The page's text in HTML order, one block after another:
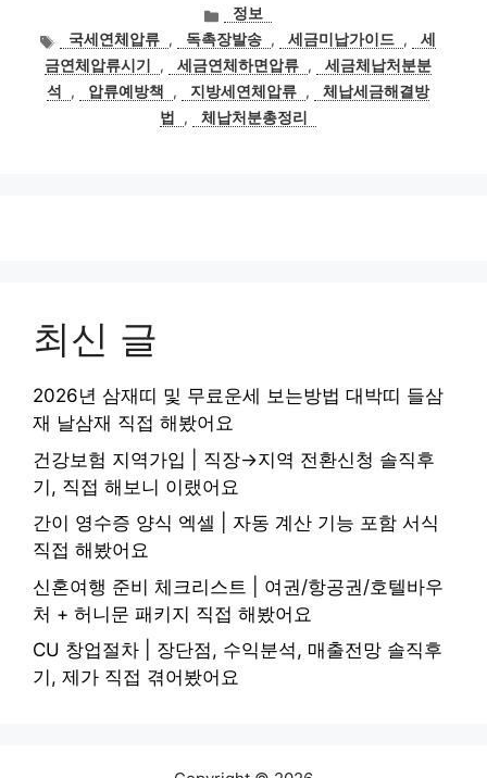
카
테
고
리
정보
태
그
국세연체압류 , 독촉장발송 , 세금미납가이드 ,
세
금연체압류시기
, 세금연체하면압류 ,
세금체납처분분
석
, 압류예방책 , 지방세연체압류 ,
체납세금해결방
법
, 체납처분총정리
최신 글
2026년 삼재띠 및 무료운세 보는방법 대박띠 들삼
재 날삼재 직접 해봤어요
건강보험 지역가입 | 직장→지역 전환신청 솔직후
기, 직접 해보니 이랬어요
간이 영수증 양식 엑셀 | 자동 계산 기능 포함 서식
직접 해봤어요
신혼여행 준비 체크리스트 | 여권/항공권/호텔바우
처 + 허니문 패키지 직접 해봤어요
CU 창업절차 | 장단점, 수익분석, 매출전망 솔직후
기, 제가 직접 겪어봤어요